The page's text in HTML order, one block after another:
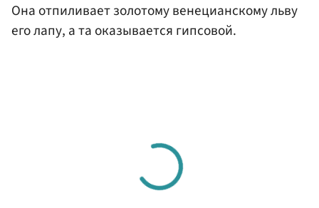
Она отпиливает золотому венецианскому льву
его лапу, а та оказывается гипсовой.